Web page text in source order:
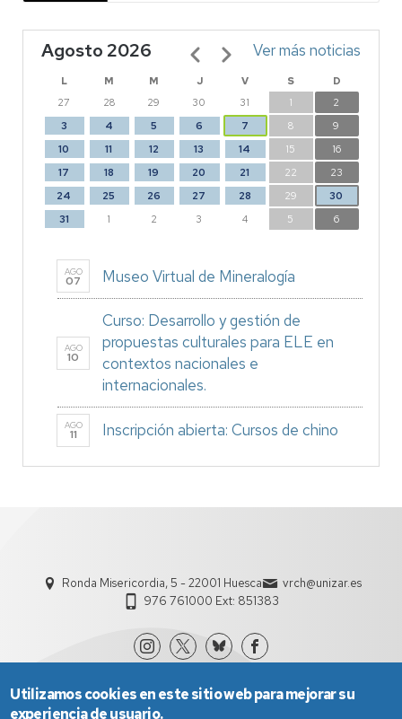
Agosto 2026
L M M J V S
D
27
28 29 30 31 1
2
3
4 5 6 7 8
9
10
11 12 13 14 15
16
17
18 19 20 21 22
23
24
25 26 27 28 29
30
31
1 2 3 4 5 6
Paginación Ver más noticias
AGO
07 Museo Virtual de Mineralogía
AGO
10
Curso: Desarrollo y gestión de
propuestas culturales para ELE en
contextos nacionales e
internacionales.
AGO
11 Inscripción abierta: Cursos de chino
Ronda Misericordia, 5 - 22001 Huesca
vrch@unizar.es
976 761000 Ext: 851383
Utilizamos cookies en este sitio web para mejorar su
experiencia de usuario.